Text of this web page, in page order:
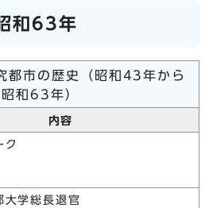
和63年
都市の歴史（昭和43年から
昭和63年）
内容
ク
学総長退官